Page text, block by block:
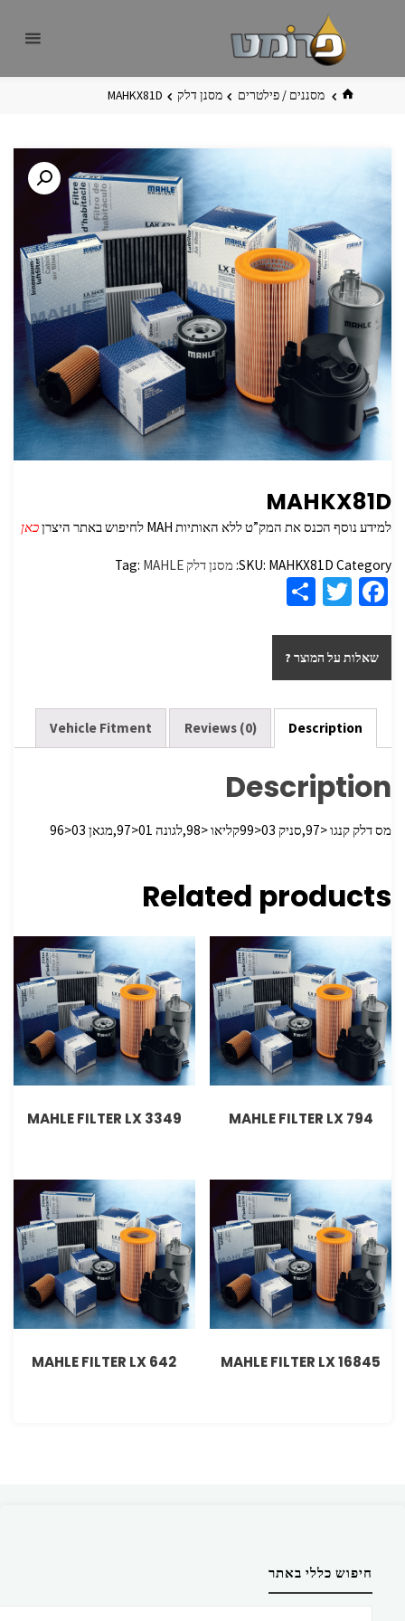
בית מסננים / פילטרים מסנן דלק MAHKX81D
MAHKX81D
למידע נוסף הכנס את המק”ט ללא האותיות MAH לחיפוש באתר היצרן כאן
SKU: MAHKX81D Category: מסנן דלק Tag: MAHLE
Fa
b
o
o
k
T
tt
er
ar
e
שאלות על המוצר ?
Description
Reviews (0)
Vehicle Fitment
Description
מס דלק קנגו <97,סניק 03<99קליאו <98,לגונה 01<97,מגאן 03<96
Related products
MAHLE FILTER LX 794
MAHLE FILTER LX 3349
MAHLE FILTER LX 16845
MAHLE FILTER LX 642
חיפוש כללי באתר